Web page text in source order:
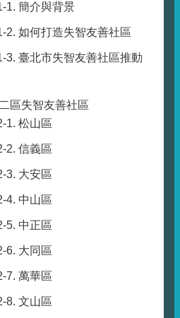
1. 簡介與背景
2. 如何打造失智友善社區
3. 臺北市失智友善社區推動
區失智友善社區
1. 松山區
2. 信義區
3. 大安區
4. 中山區
5. 中正區
6. 大同區
7. 萬華區
8. 文山區